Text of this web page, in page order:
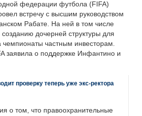
федерации футбола (FIFA)
встречу с высшим руководством
Рабате. На ней в том числе
дочерней структуры для
чемпионаты частным инвесторам.
заявила о поддержке Инфантино и
проверку теперь уже экс-ректора
о том, что правоохранительные